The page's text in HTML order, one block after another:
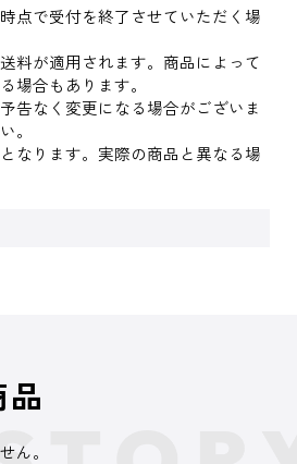
点で受付を終了させていただく場
料が適用されます。商品によって
場合もあります。
告なく変更になる場合がございま
。
なります。実際の商品と異なる場
ん。